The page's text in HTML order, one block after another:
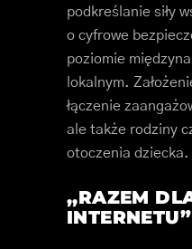
podkreślanie siły
o cyfrowe
poziomie
lokalnym.
łączenie
ale także rodziny
otoczenia dziecka.
,,RAZEM
INTERNETU”